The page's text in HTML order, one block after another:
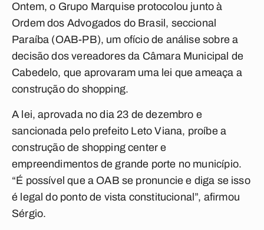
Ontem, o Grupo Marquise protocolou junto à
Ordem dos Advogados do Brasil, seccional
Paraíba (OAB-PB), um ofício de análise sobre a
decisão dos vereadores da Câmara Municipal de
Cabedelo, que aprovaram uma lei que ameaça a
construção do shopping.
A lei, aprovada no dia 23 de dezembro e
sancionada pelo prefeito Leto Viana, proíbe a
construção de shopping center e
empreendimentos de grande porte no município.
“É possível que a OAB se pronuncie e diga se isso
é legal do ponto de vista constitucional”, afirmou
Sérgio.